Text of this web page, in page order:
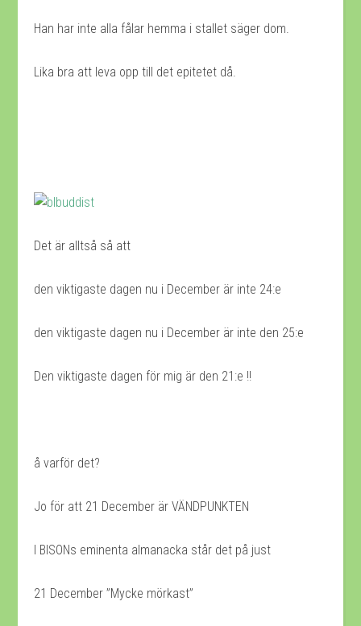
Han har inte alla fålar hemma i stallet säger dom.
Lika bra att leva opp till det epitetet då.
Det är alltså så att
den viktigaste dagen nu i December är inte 24:e
den viktigaste dagen nu i December är inte den 25:e
Den viktigaste dagen för mig är den 21:e !!
å varför det?
Jo för att 21 December är VÄNDPUNKTEN
I BISONs eminenta almanacka står det på just
21 December ”Mycke mörkast”